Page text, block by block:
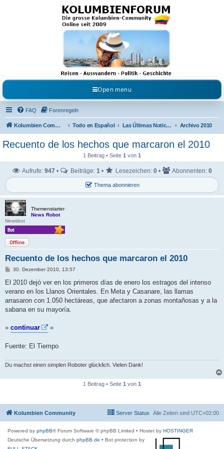
Kolumbienforum - Das
grosse Forum der
Freunde Kolumbiens
Reisen, Auswandern, Kultur, Politik, Geschichte und Visum in Kolumbien und Venezuela.
Austausch, Erfahrungen und Gemeinschaft im Kolumbienforum
Open menu
FAQ Forenregeln
Kolumbien Community Todo en Español Las Últimas Noticias en Español Archivo 2010
Recuento de los hechos que marcaron el 2010
1 Beitrag • Seite 1 von 1
Thema abonnieren
Aufrufe: 947 • Beiträge: 1 • Lesezeichen: 0 • Abonnenten: 0
Themenstarter
News Robot
Newsbot
Offline
Recuento de los hechos que marcaron el 2010
B
r
a
30. Dezember 2010, 13:57
El 2010 dejó ver en los primeros días de enero los estragos del intenso
verano en los Llanos Orientales. En Meta y Casanare, las llamas
arrasaron con 1.050 hectáreas, que afectaron a zonas montañosas y a la
sabana en su mayoría.
» continuar «
Fuente: El Tiempo
Du machst einen simplen Roboter glücklich. Vielen Dank!
1 Beitrag • Seite 1 von 1
Kolumbien Community Alle Zeiten sind UTC+02:00
Server Status
Powered by phpBB® Forum Software © phpBB Limited • Hostet by HOSTINGER
Deutsche Übersetzung durch phpBB.de • Bot protection by